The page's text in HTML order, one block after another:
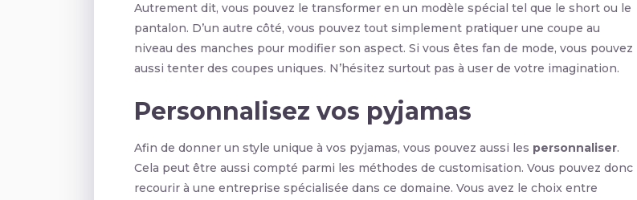
Autrement dit, vous pouvez le transformer en un modèle spécial tel que le short ou le
pantalon. D’un autre côté, vous pouvez tout simplement pratiquer une coupe au
niveau des manches pour modifier son aspect. Si vous êtes fan de mode, vous pouvez
aussi tenter des coupes uniques. N’hésitez surtout pas à user de votre imagination.
Personnalisez vos pyjamas
Afin de donner un style unique à vos pyjamas, vous pouvez aussi les personnaliser.
Cela peut être aussi compté parmi les méthodes de customisation. Vous pouvez donc
recourir à une entreprise spécialisée dans ce domaine. Vous avez le choix entre